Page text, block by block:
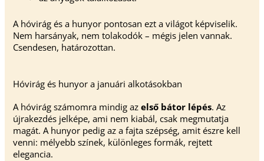
A hóvirág és a hunyor pontosan ezt a világot képviselik.
Nem harsányak, nem tolakodók – mégis jelen vannak.
Csendesen, határozottan.
Hóvirág és hunyor a januári alkotásokban
A hóvirág számomra mindig azelső bátor lépés. Az
újrakezdés jelképe, ami nem kiabál, csak megmutatja
magát. A hunyor pedig az a fajta szépség, amit észre kell
venni: mélyebb színek, különleges formák, rejtett
elegancia.